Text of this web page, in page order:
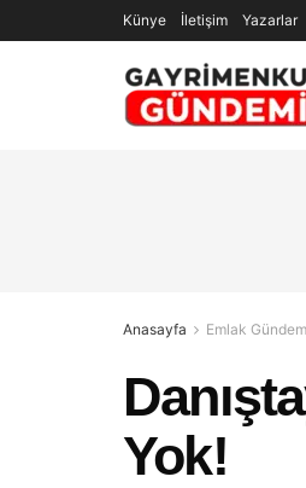
Künye İletişim Yazarlar
Anasayfa Emlak
Yok!